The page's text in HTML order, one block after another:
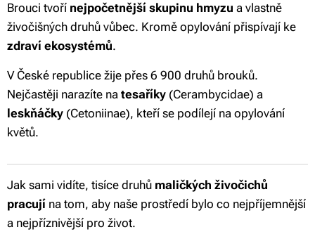
Brouci tvoří nejpočetnější skupinu hmyzu a vlastně
živočišných druhů vůbec. Kromě opylování přispívají ke
zdraví ekosystémů.
V České republice žije přes 6 900 druhů brouků.
Nejčastěji narazíte na tesaříky (Cerambycidae) a
leskňáčky (Cetoniinae), kteří se podílejí na opylování
květů.
Jak sami vidíte, tisíce druhů maličkých živočichů
pracují na tom, aby naše prostředí bylo co nejpříjemnější
a nejpříznivější pro život.